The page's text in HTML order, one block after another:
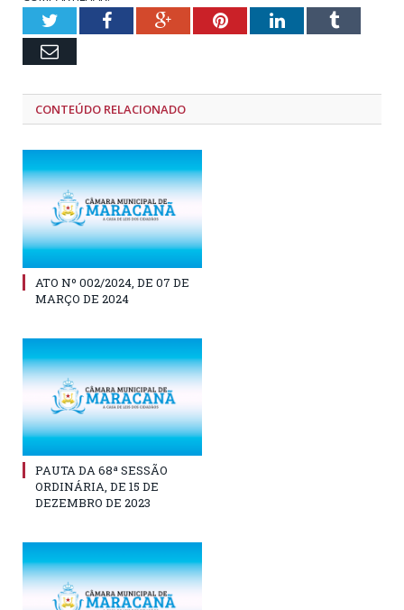
TwitterFacebookGoogle+PinterestLinkedInTumblr
Email
CONTEÚDO RELACIONADO
ATO Nº 002/2024, DE 07 DE
MARÇO DE 2024
PAUTA DA 68ª SESSÃO
ORDINÁRIA, DE 15 DE
DEZEMBRO DE 2023